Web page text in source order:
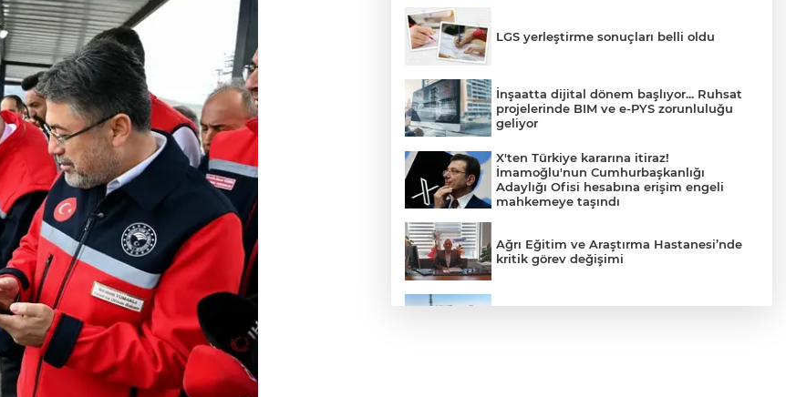
LGS yerleştirme sonuçları belli oldu
İnşaatta dijital dönem başlıyor... Ruhsat
projelerinde BIM ve e-PYS zorunluluğu
geliyor
X'ten Türkiye kararına itiraz!
İmamoğlu'nun Cumhurbaşkanlığı
Adaylığı Ofisi hesabına erişim engeli
mahkemeye taşındı
Ağrı Eğitim ve Araştırma Hastanesi’nde
kritik görev değişimi